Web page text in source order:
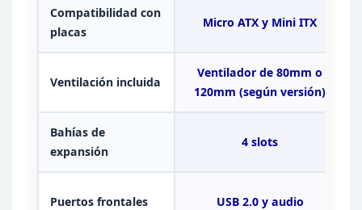
Compatibilidad con
placas
Micro ATX y Mini ITX
Ventilación incluida
Ventilador de 80mm o
120mm (según versión)
Bahías de
expansión
4 slots
Puertos frontales USB 2.0 y audio